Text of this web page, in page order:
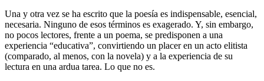
Una y otra vez se ha escrito que la poesía es indispensable, esencial,
necesaria. Ninguno de esos términos es exagerado. Y, sin embargo,
no pocos lectores, frente a un poema, se predisponen a una
experiencia “educativa”, convirtiendo un placer en un acto elitista
(comparado, al menos, con la novela) y a la experiencia de su
lectura en una ardua tarea. Lo que no es.